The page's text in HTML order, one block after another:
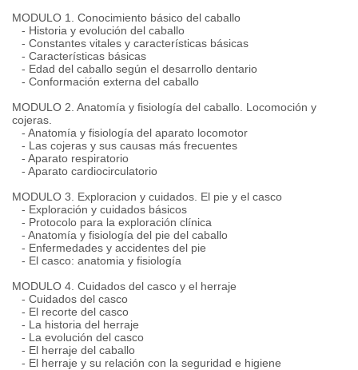
MODULO 1. Conocimiento básico del caballo
- Historia y evolución del caballo
- Constantes vitales y características básicas
- Características básicas
- Edad del caballo según el desarrollo dentario
- Conformación externa del caballo
MODULO 2. Anatomía y fisiología del caballo. Locomoción y
cojeras.
- Anatomía y fisiología del aparato locomotor
- Las cojeras y sus causas más frecuentes
- Aparato respiratorio
- Aparato cardiocirculatorio
MODULO 3. Exploracion y cuidados. El pie y el casco
- Exploración y cuidados básicos
- Protocolo para la exploración clínica
- Anatomía y fisiología del pie del caballo
- Enfermedades y accidentes del pie
- El casco: anatomia y fisiología
MODULO 4. Cuidados del casco y el herraje
- Cuidados del casco
- El recorte del casco
- La historia del herraje
- La evolución del casco
- El herraje del caballo
- El herraje y su relación con la seguridad e higiene